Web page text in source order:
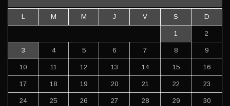
L M M J V S D
1 2
3 4 5 6 7 8 9
10 11 12 13 14 15 16
17 18 19 20 21 22 23
24 25 26 27 28 29 30